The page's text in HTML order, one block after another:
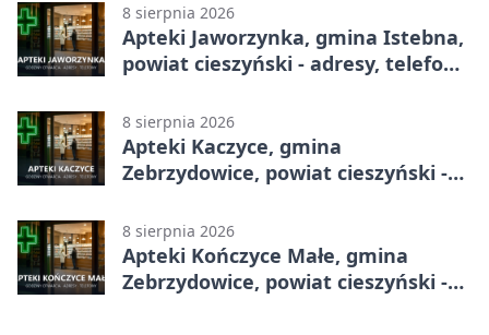
8 sierpnia 2026
Apteki Jaworzynka, gmina Istebna,
powiat cieszyński - adresy, telefony,
8 sierpnia 2026
Apteki Kaczyce, gmina
Zebrzydowice, powiat cieszyński -
8 sierpnia 2026
Apteki Kończyce Małe, gmina
Zebrzydowice, powiat cieszyński -